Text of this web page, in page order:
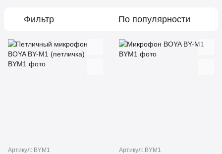
Фильтр По популярности
Артикул: BYM1 Артикул: BYM1